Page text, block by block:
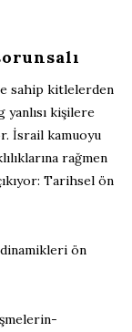
sahip kitlelerden
kişilere
İsrail kamuoyu
rağmen
Tarihsel ön
dinamikleri ön